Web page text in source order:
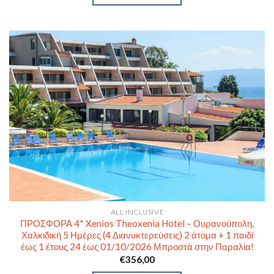
ALL INCLUSIVE
ΠΡΟΣΦΟΡΑ 4* Xenios Theoxenia Hotel – Ουρανούπολη,
Χαλκιδική 5 Ημέρες (4 Διανυκτερεύσεις) 2 άτομα + 1 παιδί
έως 1 έτους 24 έως 01/10/2026 Μπροστά στην Παραλία!
€356,00